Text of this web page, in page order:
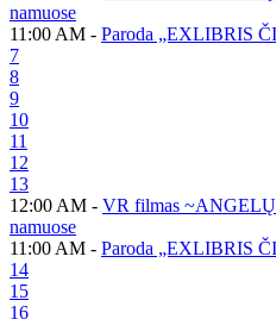
namuose
11:00 AM - Paroda „EXLIBRIS
7
8
9
10
11
12
13
12:00 AM - VR filmas
namuose
11:00 AM - Paroda „EXLIBRIS
14
15
16